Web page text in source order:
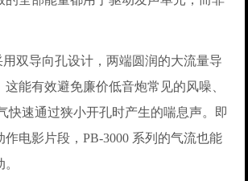
用双导向孔设计，两端圆润的大流量导
能有效避免廉价低音炮常见的风噪、
速通过狭小开孔时产生的喘息声。即
电影片段，PB-3000 系列的气流也能